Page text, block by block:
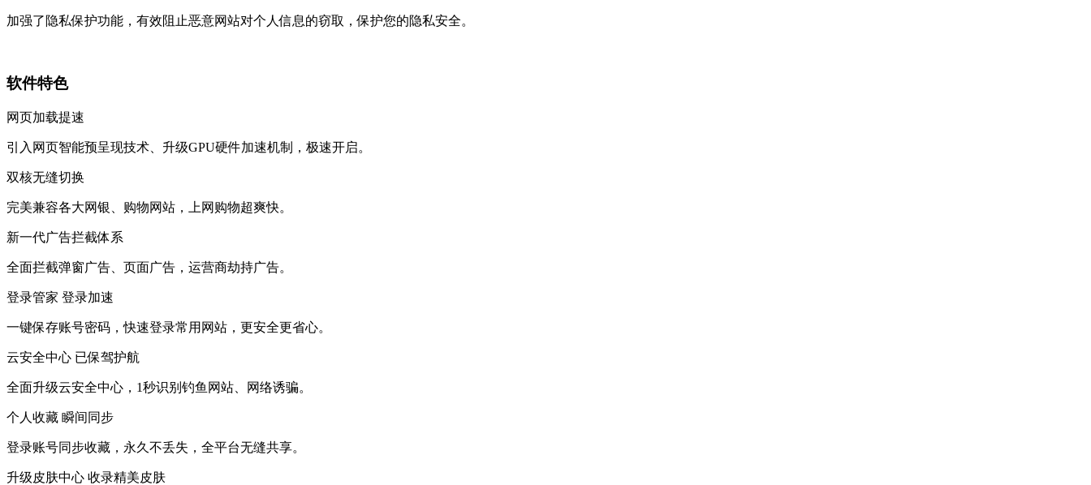
加强了隐私保护功能，有效阻止恶意网站对个人信息的窃取，保护您的隐私安全。
软件特色
网页加载提速
引入网页智能预呈现技术、升级GPU硬件加速机制，极速开启。
双核无缝切换
完美兼容各大网银、购物网站，上网购物超爽快。
新一代广告拦截体系
全面拦截弹窗广告、页面广告，运营商劫持广告。
登录管家 登录加速
一键保存账号密码，快速登录常用网站，更安全更省心。
云安全中心 已保驾护航
全面升级云安全中心，1秒识别钓鱼网站、网络诱骗。
个人收藏 瞬间同步
登录账号同步收藏，永久不丢失，全平台无缝共享。
升级皮肤中心 收录精美皮肤